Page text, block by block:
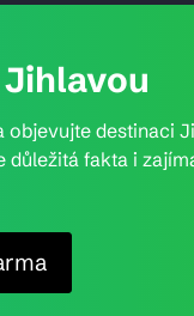
objevujte destinaci
fakta i